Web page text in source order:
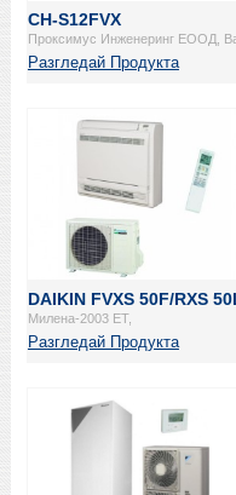
CH-S12FVX
Разгледай Продукта
DAIKIN FVXS 50F/RXS
Милена-2003 ЕТ,
Разгледай Продукта